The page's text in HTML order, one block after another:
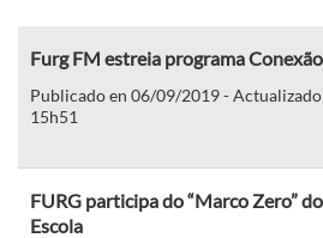
Furg FM estreia programa Conexão
Publicado en 06/09/2019 -
15h51
FURG participa do “Marco Zero”
Escola